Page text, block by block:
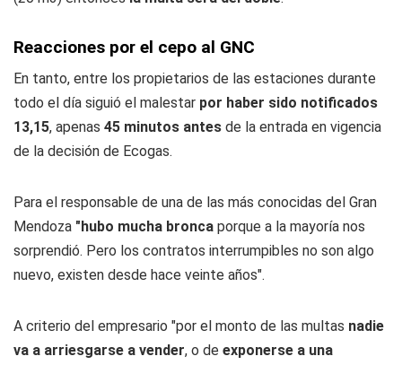
Reacciones por el cepo al GNC
En tanto, entre los propietarios de las estaciones durante
todo el día siguió el malestar por haber sido notificados
13,15, apenas 45 minutos antes de la entrada en vigencia
de la decisión de Ecogas.
Para el responsable de una de las más conocidas del Gran
Mendoza "hubo mucha bronca porque a la mayoría nos
sorprendió. Pero los contratos interrumpibles no son algo
nuevo, existen desde hace veinte años".
A criterio del empresario "por el monto de las multas nadie
va a arriesgarse a vender, o de exponerse a una